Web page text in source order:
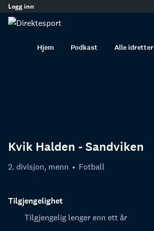
innhold
Logg inn
Hjem Podkast Alle idretter
Kvik Halden - Sandviken
2. divisjon, menn Fotball
Tilgjengelighet
Tilgjengelig lenger enn ett år